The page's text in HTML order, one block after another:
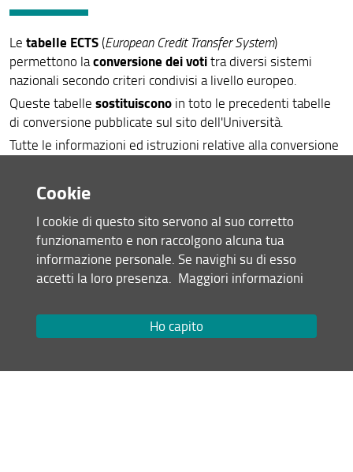
Le tabelle ECTS(European Credit Transfer System)
permettono laconversione dei votitra diversi sistemi
nazionali secondo criteri condivisi a livello europeo.
Queste tabelle sostituiscono in toto le precedenti tabelle
di conversione pubblicate sul sito dell'Università.
Tutte le informazioni ed istruzioni relative alla conversione
alla seguente pagina:
Condividi
Erasmus+ Studio
Erasmus+ Traineeship
Mobilità Extra-UE
Mobilità BIP (Blended Intesive Program)
Tabelle ECTS
Altre opportunità
Teaching Staff Mobility (STA)
Bandi Anni Passati
ultimo aggiornamento
20.06.2025
RSS feed
Cookie
I cookie di questo sito servono al suo corretto
funzionamento e non raccolgono alcuna tua
informazione personale. Se navighi su di esso
accetti la loro presenza. Maggiori informazioni
Ho capito